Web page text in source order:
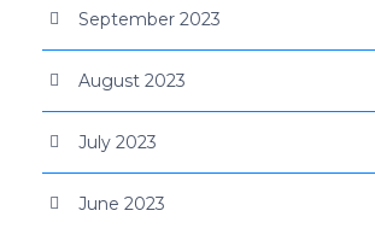
September 2023
August 2023
July 2023
June 2023